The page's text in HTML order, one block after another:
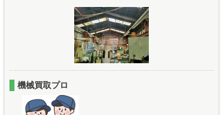
機械買取プロ